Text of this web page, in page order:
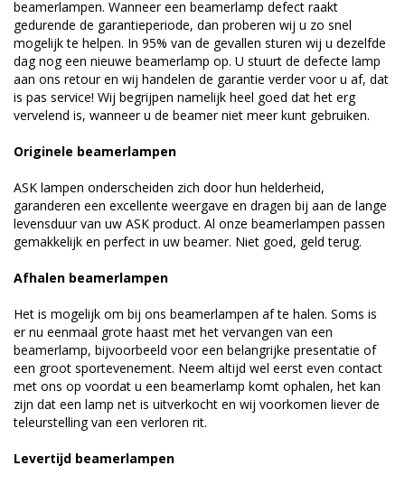
beamerlampen. Wanneer een beamerlamp defect raakt
gedurende de garantieperiode, dan proberen wij u zo snel
mogelijk te helpen. In 95% van de gevallen sturen wij u dezelfde
dag nog een nieuwe beamerlamp op. U stuurt de defecte lamp
aan ons retour en wij handelen de garantie verder voor u af, dat
is pas service! Wij begrijpen namelijk heel goed dat het erg
vervelend is, wanneer u de beamer niet meer kunt gebruiken.
Originele beamerlampen
ASK lampen onderscheiden zich door hun helderheid,
garanderen een excellente weergave en dragen bij aan de lange
levensduur van uw ASK product. Al onze beamerlampen passen
gemakkelijk en perfect in uw beamer. Niet goed, geld terug.
Afhalen beamerlampen
Het is mogelijk om bij ons beamerlampen af te halen. Soms is
er nu eenmaal grote haast met het vervangen van een
beamerlamp, bijvoorbeeld voor een belangrijke presentatie of
een groot sportevenement. Neem altijd wel eerst even contact
met ons op voordat u een beamerlamp komt ophalen, het kan
zijn dat een lamp net is uitverkocht en wij voorkomen liever de
teleurstelling van een verloren rit.
Levertijd beamerlampen